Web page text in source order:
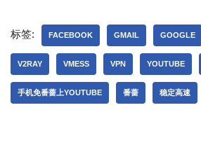
标签: FACEBOOK GMAIL GOOGLE
V2RAY VMESS VPN YOUTUBE
手机免番蔷上YOUTUBE 番蔷 稳定高速